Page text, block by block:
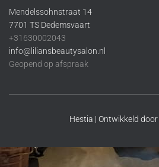
Mendelssohnstraat 14
7701 TS Dedemsvaart
+31630002043
info@liliansbeautysalon.nl
Geopend op afspraak
Hestia | Ontwikkeld door